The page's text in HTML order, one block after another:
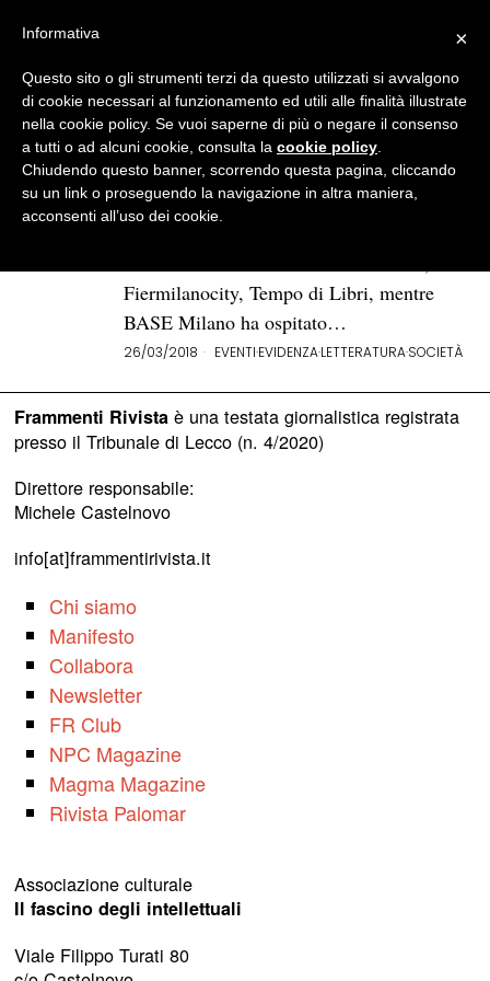
BROWSE TAG
book pride
Milano e i libri, quanto amore
Si sta per chiudere un mese che ha visto
Fiermilanocity, Tempo di Libri, mentre
BASE Milano ha ospitato…
26/03/2018 EVENTI·EVIDENZA·LETTERATURA·SOCIETÀ
Frammenti Rivistaè una testata giornalistica registrata
presso il Tribunale di Lecco (n. 4/2020)
Direttore responsabile:
Michele Castelnovo
info[at]frammentirivista.it
Chi siamo
Manifesto
Collabora
Newsletter
FR Club
NPC Magazine
Magma Magazine
Rivista Palomar
Associazione culturale
Il fascino degli intellettuali
Viale Filippo Turati 80
×
Informativa
Questo sito o gli strumenti terzi da questo utilizzati si avvalgono
di cookie necessari al funzionamento ed utili alle finalità illustrate
nella cookie policy. Se vuoi saperne di più o negare il consenso
a tutti o ad alcuni cookie, consulta la cookie policy
Chiudendo questo banner, scorrendo questa pagina, cliccando
su un link o proseguendo la navigazione in altra maniera,
acconsenti all’uso dei cookie.